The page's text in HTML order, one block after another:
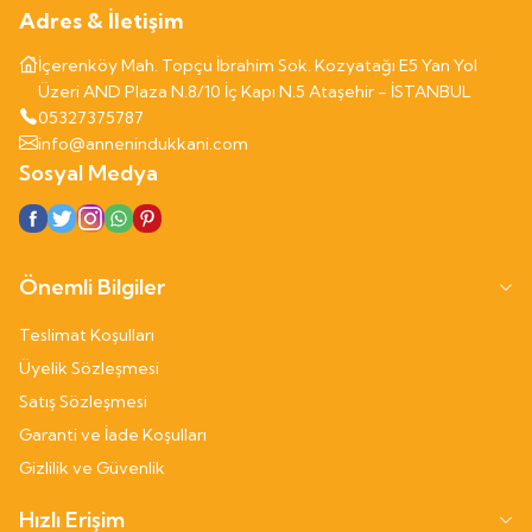
Adres & İletişim
İçerenköy Mah. Topçu İbrahim Sok. Kozyatağı E5 Yan Yol
Üzeri AND Plaza N.8/10 İç Kapı N.5 Ataşehir - İSTANBUL
05327375787
info@annenindukkani.com
Sosyal Medya
Önemli Bilgiler
Teslimat Koşulları
Üyelik Sözleşmesi
Satış Sözleşmesi
Garanti ve İade Koşulları
Gizlilik ve Güvenlik
Hızlı Erişim